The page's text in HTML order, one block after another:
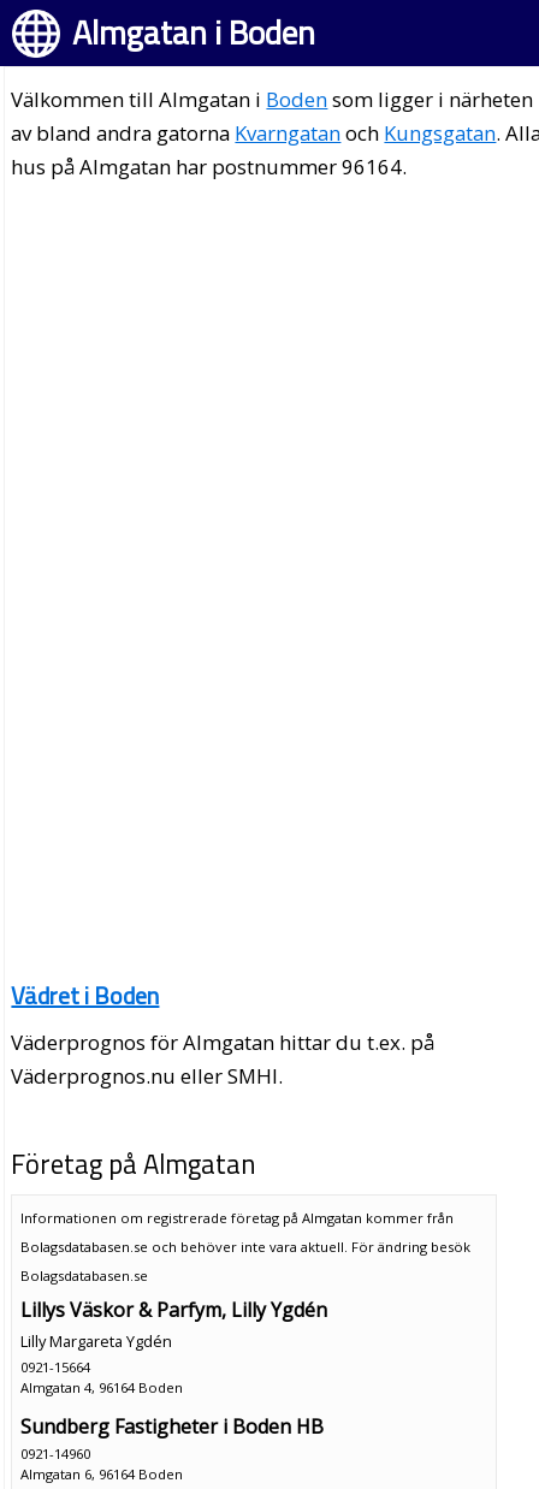
Almgatan i Boden
Välkommen till Almgatan i Bodensom ligger i närheten
av bland andra gatorna Kvarngatanoch Kungsgatan.
hus på Almgatan har postnummer 96164.
Vädret i Boden
Väderprognos för Almgatan hittar du t.ex. på
Väderprognos.nu eller SMHI.
Företag på Almgatan
Informationen om registrerade företag på Almgatan kommer från
Bolagsdatabasen.se och behöver inte vara aktuell. För ändring besök
Bolagsdatabasen.se
Lillys Väskor & Parfym, Lilly Ygdén
Lilly Margareta Ygdén
0921-15664
Almgatan 4, 96164 Boden
Sundberg Fastigheter i Boden HB
0921-14960
Almgatan 6, 96164 Boden